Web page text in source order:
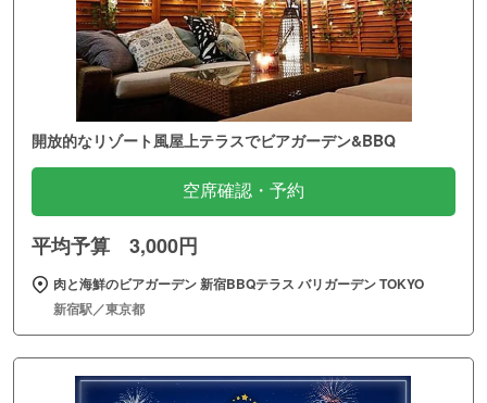
開放的なリゾート風屋上テラスでビアガーデン&BBQ
空席確認・予約
平均予算 3,000円
肉と海鮮のビアガーデン 新宿BBQテラス バリガーデン TOKYO
新宿駅／東京都